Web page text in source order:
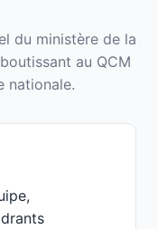
du ministère de la
au QCM
nationale.